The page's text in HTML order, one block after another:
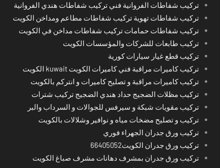
تركيب شفاطات الفروانية فني تركيب شفاطات هندي الفروانية
تركيب شفاطات تهوية تركيب شفاطات مطاعم ومداخن الكويت
تركيب شفاطات حمامات تركيب شفاطات مداخن في الكويت
تركيب طابعات للشركات والمؤسسات الكويت
تركيب قطع غيار سيارات كورية
تركيب كاميرات مراقبة فني كاميرات الكويت kuwait الكويت
تركيب كاميرات مراقبة و تصليح كاميرات و انتركم بالكويت
تركيب مظلات الضجيج حداد هندي الضجيج تركيب شترات
تركيب مقويات شبكة و سيرفس للجوالات و السرداب والبر
تركيب و تصليح مضخات مياه و نوافير وشلالات بالكويت
تركيب ورق جدران الجهراء فوري
تركيب ورق جدران الكويت66405052
تركيب ورق جدران بمشرف دهانات مشرف صباغ الكويت